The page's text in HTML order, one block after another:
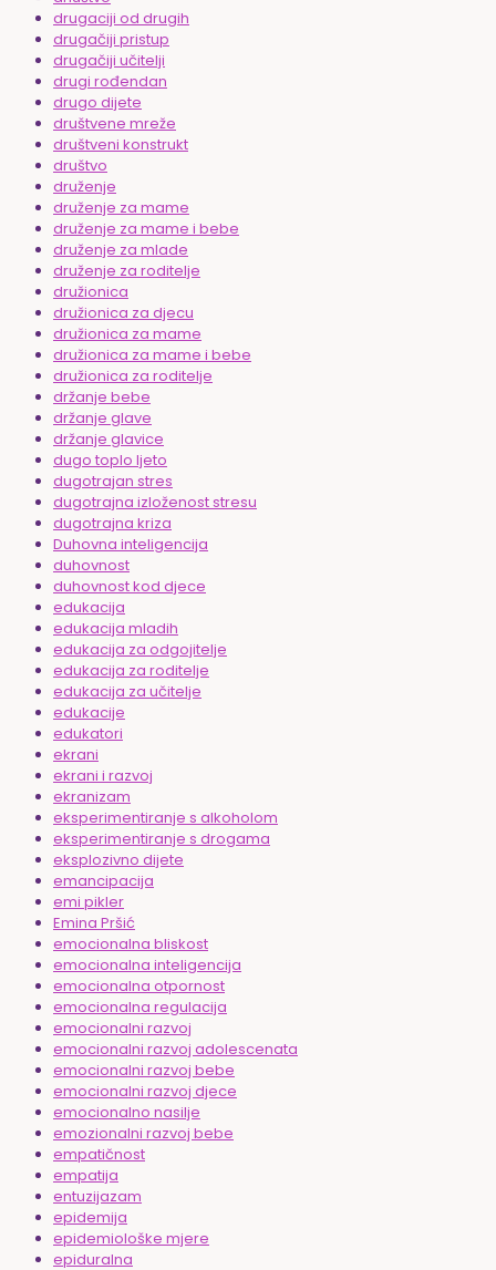
drugaciji od drugih
drugačiji pristup
drugačiji učitelji
drugi rođendan
drugo dijete
društvene mreže
društveni konstrukt
društvo
druženje
druženje za mame
druženje za mame i bebe
druženje za mlade
druženje za roditelje
družionica
družionica za djecu
družionica za mame
družionica za mame i bebe
družionica za roditelje
držanje bebe
držanje glave
držanje glavice
dugo toplo ljeto
dugotrajan stres
dugotrajna izloženost stresu
dugotrajna kriza
Duhovna inteligencija
duhovnost
duhovnost kod djece
edukacija
edukacija mladih
edukacija za odgojitelje
edukacija za roditelje
edukacija za učitelje
edukacije
edukatori
ekrani
ekrani i razvoj
ekranizam
eksperimentiranje s alkoholom
eksperimentiranje s drogama
eksplozivno dijete
emancipacija
emi pikler
Emina Pršić
emocionalna bliskost
emocionalna inteligencija
emocionalna otpornost
emocionalna regulacija
emocionalni razvoj
emocionalni razvoj adolescenata
emocionalni razvoj bebe
emocionalni razvoj djece
emocionalno nasilje
emozionalni razvoj bebe
empatičnost
empatija
entuzijazam
epidemija
epidemiološke mjere
epiduralna